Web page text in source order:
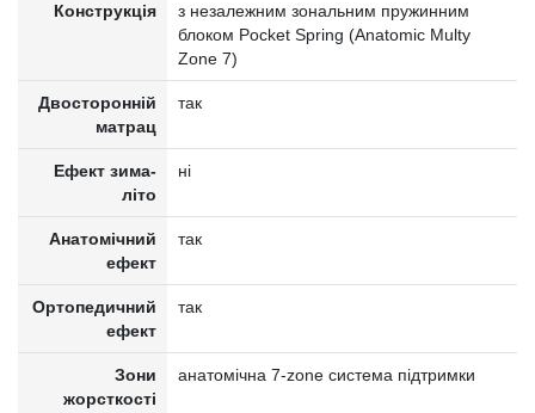
Конструкція
з незалежним зональним пружинним
блоком Pocket Spring (Anatomic Multy
Zone 7)
Двосторонній
матрац
так
Ефект зима-
літо
ні
Анатомічний
ефект
так
Ортопедичний
ефект
так
Зони
жорсткості
анатомічна 7-zone система підтримки